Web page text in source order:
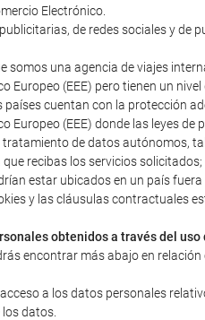
Electrónico.
de redes sociales y
somos una agencia de viajes
Europeo (EEE) pero tienen un
cuentan con la protección
Europeo (EEE) donde las leyes
de datos autónomos,
recibas los servicios
estar ubicados en un país
y las cláusulas contractuales
obtenidos a través del uso
encontrar más abajo en
a los datos personales
datos.